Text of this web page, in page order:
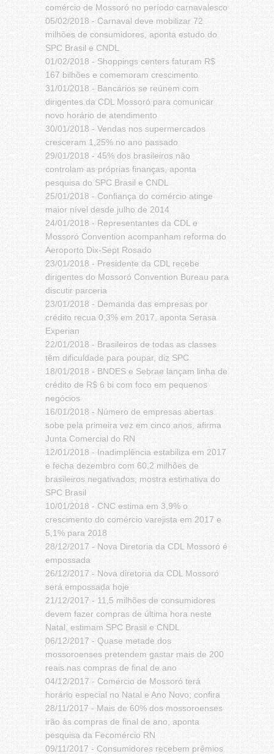
comércio de Mossoró no período carnavalesco
05/02/2018 -Carnaval deve mobilizar 72
milhões de consumidores, aponta estudo do
SPC Brasil e CNDL
01/02/2018 -Shoppings centers faturam R$
167 bilhões e comemoram crescimento
31/01/2018 -Bancários se reúnem com
dirigentes da CDL Mossoró para comunicar
novo horário de atendimento
30/01/2018 -Vendas nos supermercados
cresceram 1,25% no ano passado
29/01/2018 -45% dos brasileiros não
controlam as próprias finanças, aponta
pesquisa do SPC Brasil e CNDL
25/01/2018 -Confiança do comércio atinge
maior nível desde julho de 2014
24/01/2018 -Representantes da CDL e
Mossoró Convention acompanham reforma do
Aeroporto Dix-Sept Rosado
23/01/2018 -Presidente da CDL recebe
dirigentes do Mossoró Convention Bureau para
discutir parceria
23/01/2018 -Demanda das empresas por
crédito recua 0,3% em 2017, aponta Serasa
Experian
22/01/2018 -Brasileiros de todas as classes
têm dificuldade para poupar, diz SPC
18/01/2018 -BNDES e Sebrae lançam linha de
crédito de R$ 6 bi com foco em pequenos
negócios
16/01/2018 -Número de empresas abertas
sobe pela primeira vez em cinco anos, afirma
Junta Comercial do RN
12/01/2018 -Inadimplência estabiliza em 2017
e fecha dezembro com 60,2 milhões de
brasileiros negativados, mostra estimativa do
SPC Brasil
10/01/2018 -CNC estima em 3,9% o
crescimento do comércio varejista em 2017 e
5,1% para 2018
28/12/2017 -Nova Diretoria da CDL Mossoró é
empossada
26/12/2017 -Nova diretoria da CDL Mossoró
será empossada hoje
21/12/2017 -11,5 milhões de consumidores
devem fazer compras de última hora neste
Natal, estimam SPC Brasil e CNDL
06/12/2017 -Quase metade dos
mossoroenses pretendem gastar mais de 200
reais nas compras de final de ano
04/12/2017 -Comércio de Mossoró terá
horário especial no Natal e Ano Novo; confira
28/11/2017 -Mais de 60% dos mossoroenses
irão às compras de final de ano, aponta
pesquisa da Fecomércio RN
09/11/2017 -Consumidores recebem prêmios